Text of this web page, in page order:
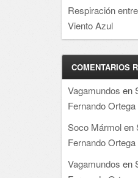
Respiración
Viento Azul
COMENTARIOS
Vagamundos en
Fernando
Soco Mármolen
Fernando
Vagamundos en